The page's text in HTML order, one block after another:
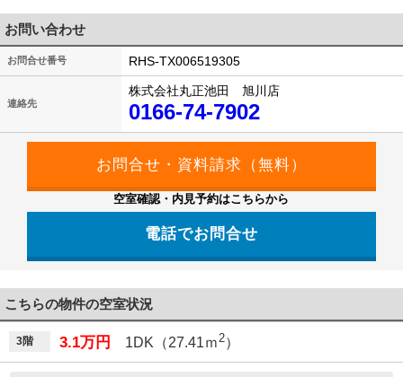
お問い合わせ
お問合せ番号 RHS-TX006519305
連絡先
株式会社丸正池田 旭川店
0166-74-7902
空室確認・内見予約はこちらから
電話でお問合せ
こちらの物件の空室状況
3階 3.1万円 1DK（27.41ｍ2）